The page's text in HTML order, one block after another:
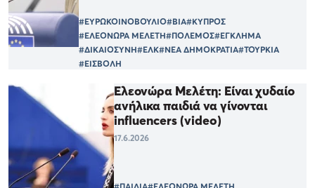
#ΕΥΡΩΚΟΙΝΟΒΟΥΛΙΟ#ΒΙΑ#ΚΥΠΡΟΣ
#ΕΛΕΟΝΩΡΑ ΜΕΛΕΤΗ#ΠΟΛΕΜΟΣ#ΕΓΚΛΗΜΑ
#ΔΙΚΑΙΟΣΥΝΗ#ΕΛΚ#ΝΕΑ ΔΗΜΟΚΡΑΤΙΑ#ΤΟΥΡΚΙΑ
#ΕΙΣΒΟΛΗ
Ελεονώρα Μελέτη: Είναι χυδαίο
ανήλικα παιδιά να γίνονται
influencers (video)
17.6.2026